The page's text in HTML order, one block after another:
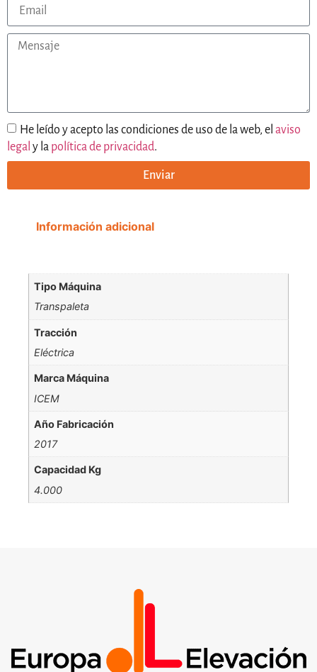
He leído y acepto las condiciones de uso de la web, el aviso
legal y la política de privacidad.
Enviar
Información adicional
Tipo Máquina
Transpaleta
Tracción
Eléctrica
Marca Máquina
ICEM
Año Fabricación
2017
Capacidad Kg
4.000